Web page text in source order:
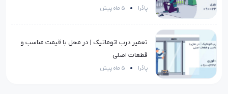
پادُرا 5 ماه پیش
تعمیر درب اتوماتیک | در محل با قیمت مناسب و
قطعات اصلی
پادُرا 5 ماه پیش